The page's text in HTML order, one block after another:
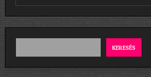
KERESÉS